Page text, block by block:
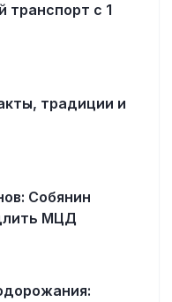
транспорт с 1
традиции и
Собянин
МЦД